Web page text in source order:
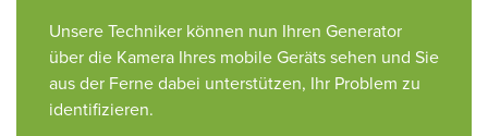
Unsere Techniker können nun Ihren Generator
über die Kamera Ihres mobile Geräts sehen und Sie
aus der Ferne dabei unterstützen, Ihr Problem zu
identifizieren.